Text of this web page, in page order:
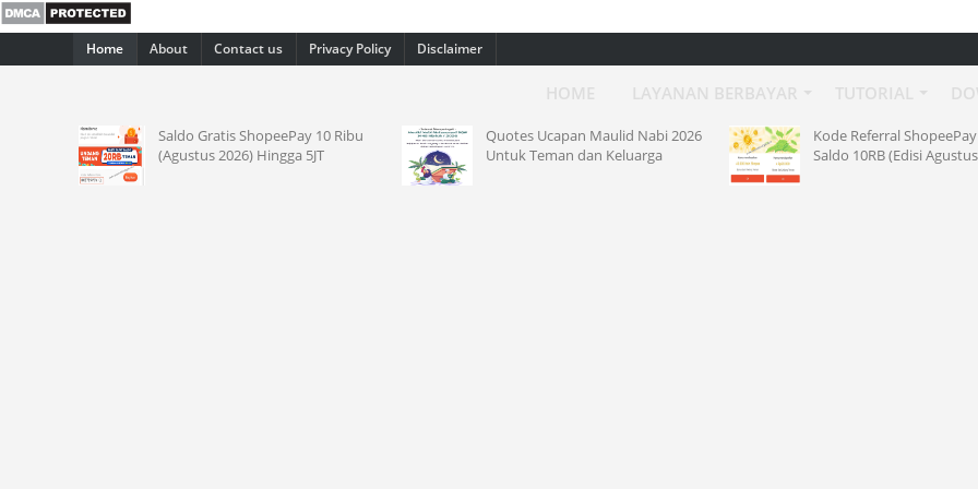
Home About Contact us Privacy Policy Disclaimer
Saldo Gratis ShopeePay 10 Ribu
(Agustus 2026) Hingga 5JT
Quotes Ucapan Maulid Nabi 2026
Untuk Teman dan Keluarga
Kode Referral ShopeePay 2026
Saldo 10RB (Edisi Agustus)